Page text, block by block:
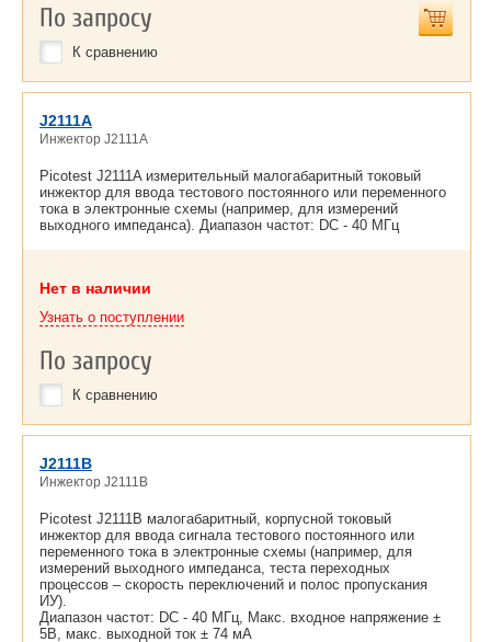
По запросу
К сравнению
J2111A
Инжектор J2111A
Picotest J2111A измерительный малогабаритный токовый
инжектор для ввода тестового постоянного или переменного
тока в электронные схемы (например, для измерений
выходного импеданса). Диапазон частот: DC - 40 МГц
Нет в наличии
Узнать о поступлении
По запросу
К сравнению
J2111B
Инжектор J2111B
Picotest J2111B малогабаритный, корпусной токовый
инжектор для ввода сигнала тестового постоянного или
переменного тока в электронные схемы (например, для
измерений выходного импеданса, теста переходных
процессов – скорость переключений и полос пропускания
ИУ).
Диапазон частот: DC - 40 МГц, Макс. входное напряжение ±
5В, макс. выходной ток ± 74 мА